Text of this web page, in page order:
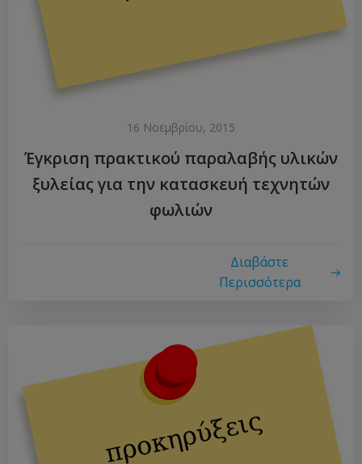
16 Νοεμβρίου, 2015
Έγκριση πρακτικού παραλαβής υλικών
ξυλείας για την κατασκευή τεχνητών
φωλιών
Διαβάστε
Περισσότερα